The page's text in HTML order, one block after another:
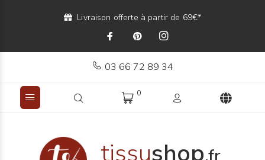
Livraison offerte à partir de 69€*
03 66 72 89 34
0
tissushop